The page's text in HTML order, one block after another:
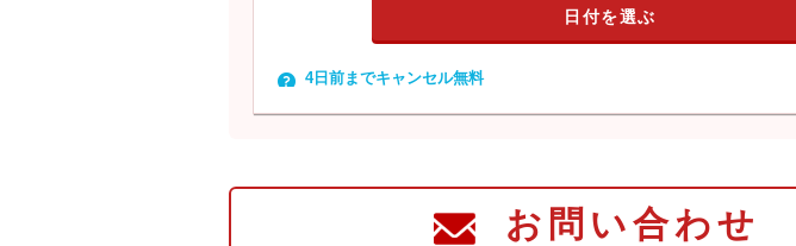
日付を選ぶ
4日前までキャンセル無料
お問い合わせ